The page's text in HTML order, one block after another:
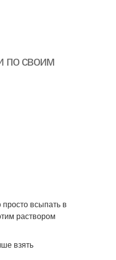
по своим
всыпать в
раствором
взять